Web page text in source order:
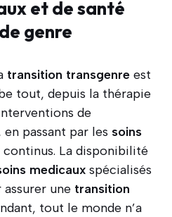
et de santé
genre
transition transgenre est
tout, depuis la thérapie
de
en passant par les soins
continus. La disponibilité
medicaux spécialisés
une transition
tout le monde n’a